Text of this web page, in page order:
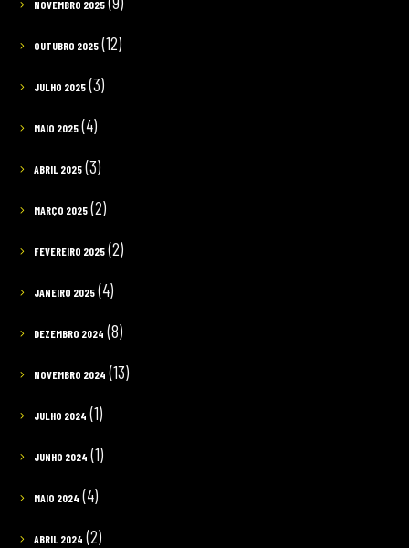
NOVEMBRO 2025
OUTUBRO 2025(12)
JULHO 2025(3)
MAIO 2025(4)
ABRIL 2025(3)
MARÇO 2025(2)
FEVEREIRO 2025(2)
JANEIRO 2025(4)
DEZEMBRO 2024 (8)
NOVEMBRO 2024 (13)
JULHO 2024 (1)
JUNHO 2024 (1)
MAIO 2024 (4)
ABRIL 2024 (2)